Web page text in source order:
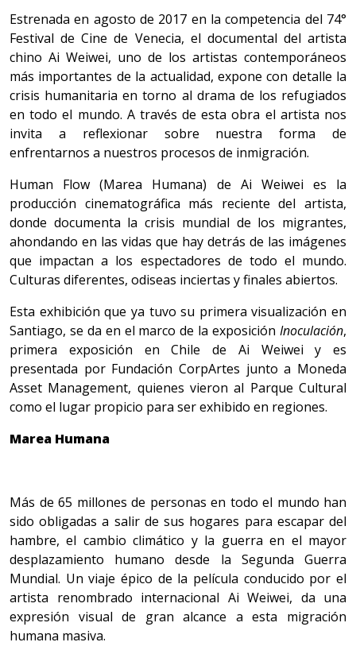
Estrenada en agosto de 2017 en la competencia del 74°
Festival de Cine de Venecia, el documental del artista
chino Ai Weiwei, uno de los artistas contemporáneos
más importantes de la actualidad, expone con detalle la
crisis humanitaria en torno al drama de los refugiados
en todo el mundo. A través de esta obra el artista nos
invita a reflexionar sobre nuestra forma de
enfrentarnos a nuestros procesos de inmigración.
Human Flow (Marea Humana) de Ai Weiwei es la
producción cinematográfica más reciente del artista,
donde documenta la crisis mundial de los migrantes,
ahondando en las vidas que hay detrás de las imágenes
que impactan a los espectadores de todo el mundo.
Culturas diferentes, odiseas inciertas y finales abiertos.
Esta exhibición que ya tuvo su primera visualización en
Santiago, se da en el marco de la exposición Inoculación,
primera exposición en Chile de Ai Weiwei y es
presentada por Fundación CorpArtes junto a Moneda
Asset Management, quienes vieron al Parque Cultural
como el lugar propicio para ser exhibido en regiones.
Marea Humana
Más de 65 millones de personas en todo el mundo han
sido obligadas a salir de sus hogares para escapar del
hambre, el cambio climático y la guerra en el mayor
desplazamiento humano desde la Segunda Guerra
Mundial. Un viaje épico de la película conducido por el
artista renombrado internacional Ai Weiwei, da una
expresión visual de gran alcance a esta migración
humana masiva.